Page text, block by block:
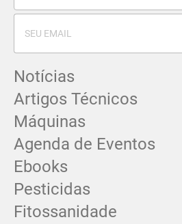
Notícias
Artigos Técnicos
Máquinas
Agenda de Eventos
Ebooks
Pesticidas
Fitossanidade